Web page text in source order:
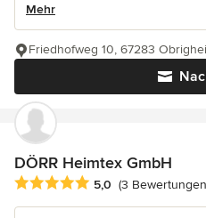
Mehr
Friedhofweg 10, 67283
DÖRR Heimtex GmbH
Durchschnittliche Bewertung:
5,0 (3